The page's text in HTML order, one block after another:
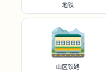
地铁
🚞
山区铁路